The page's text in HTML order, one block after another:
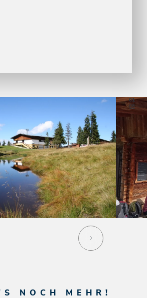
01
06
NOCH MEHR!